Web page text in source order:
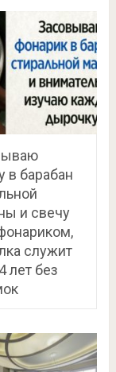
в барабан
и свечу
служит
лет без